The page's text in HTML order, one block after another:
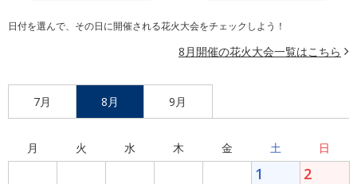
日付を選んで、その日に開催される花火大会をチェックしよう！
8月開催の花火大会一覧はこちら
7月 8月 9月
月 火 水 木 金 土 日
1 2